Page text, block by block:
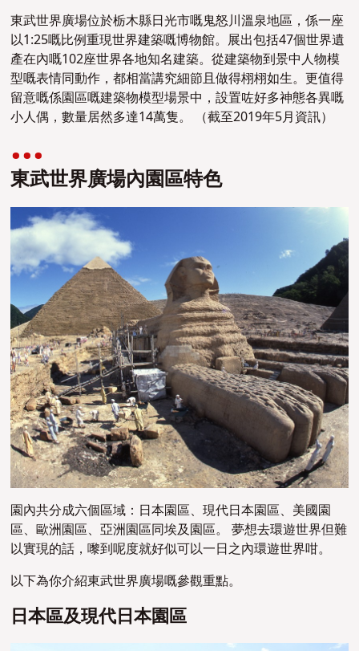
東武世界廣場位於栃木縣日光市嘅鬼怒川溫泉地區，係一座
以1:25嘅比例重現世界建築嘅博物館。展出包括47個世界遺
產在內嘅102座世界各地知名建築。從建築物到景中人物模
型嘅表情同動作，都相當講究細節且做得栩栩如生。更值得
留意嘅係園區嘅建築物模型場景中，設置咗好多神態各異嘅
小人偶，數量居然多達14萬隻。 （截至2019年5月資訊）
東武世界廣場內園區特色
園內共分成六個區域：日本園區、現代日本園區、美國園
區、歐洲園區、亞洲園區同埃及園區。 夢想去環遊世界但難
以實現的話，嚟到呢度就好似可以一日之內環遊世界咁。
以下為你介紹東武世界廣場嘅參觀重點。
日本區及現代日本園區